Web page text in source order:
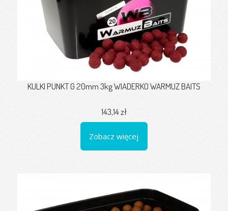
KULKI PUNKT G 20mm 3kg WIADERKO WARMUZ BAITS
143,14 zł
Zobacz więcej